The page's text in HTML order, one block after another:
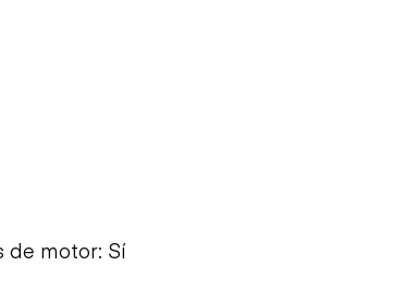
de motor: Sí